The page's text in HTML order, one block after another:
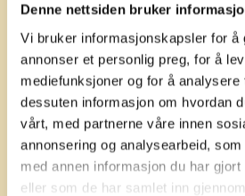
Denne nettsiden bruker
Vi bruker informasjonskapsler for å
annonser et personlig preg, for å
mediefunksjoner og for å
dessuten informasjon om hvordan
vårt, med partnerne våre innen
annonsering og analysearbeid,
med annen informasjon du har gjort
eller som de har samlet inn
Friluftslivets uke.
Foto: Gard Eirik Arneberg
Friluftslivets uke går av stabelen
september 2024. I den
Friluftsliv laget et gratis
barnehager og SFO.